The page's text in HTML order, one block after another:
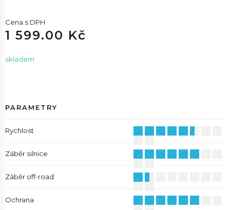
Cena s DPH
1 599.00 Kč
skladem
PARAMETRY
Rychlost
Záběr silnice
Záběr off-road
Ochrana